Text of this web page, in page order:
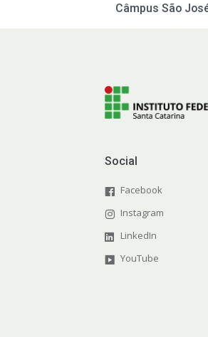
Câmpus São
Social
Facebook
Instagram
LinkedIn
YouTube